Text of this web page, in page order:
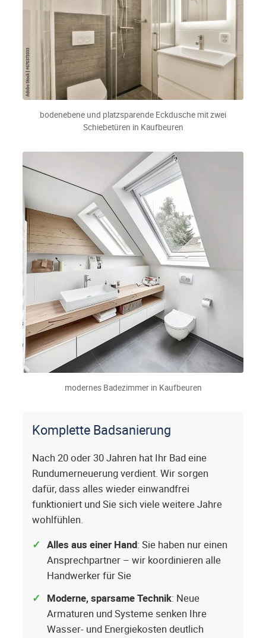
bodenebene und platzsparende Eckdusche mit zwei
Schiebetüren in Kaufbeuren
modernes Badezimmer in Kaufbeuren
Komplette Badsanierung
Nach 20 oder 30 Jahren hat Ihr Bad eine
Rundumerneuerung verdient. Wir sorgen
dafür, dass alles wieder einwandfrei
funktioniert und Sie sich viele weitere Jahre
wohlfühlen.
Alles aus einer Hand: Sie haben nur einen
Ansprechpartner – wir koordinieren alle
Handwerker für Sie
Moderne, sparsame Technik: Neue
Armaturen und Systeme senken Ihre
Wasser- und Energiekosten deutlich